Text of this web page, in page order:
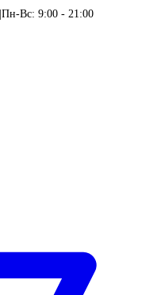
Пн-Вс: 9:00 - 21:00